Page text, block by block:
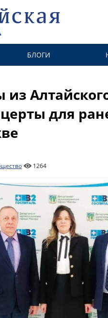
БЛОГИ
для
1264